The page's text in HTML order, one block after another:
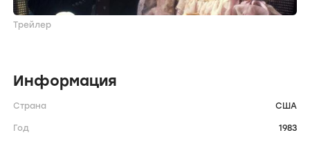
Трейлер
Информация
Страна США
Год 1983